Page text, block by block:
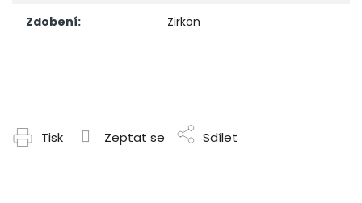
Zdobení: Zirkon
Tisk Zeptat se Sdílet